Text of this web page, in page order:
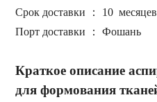
Срок доставки ： 10 месяцев
Порт доставки
： Фошань
Краткое описание
для формования